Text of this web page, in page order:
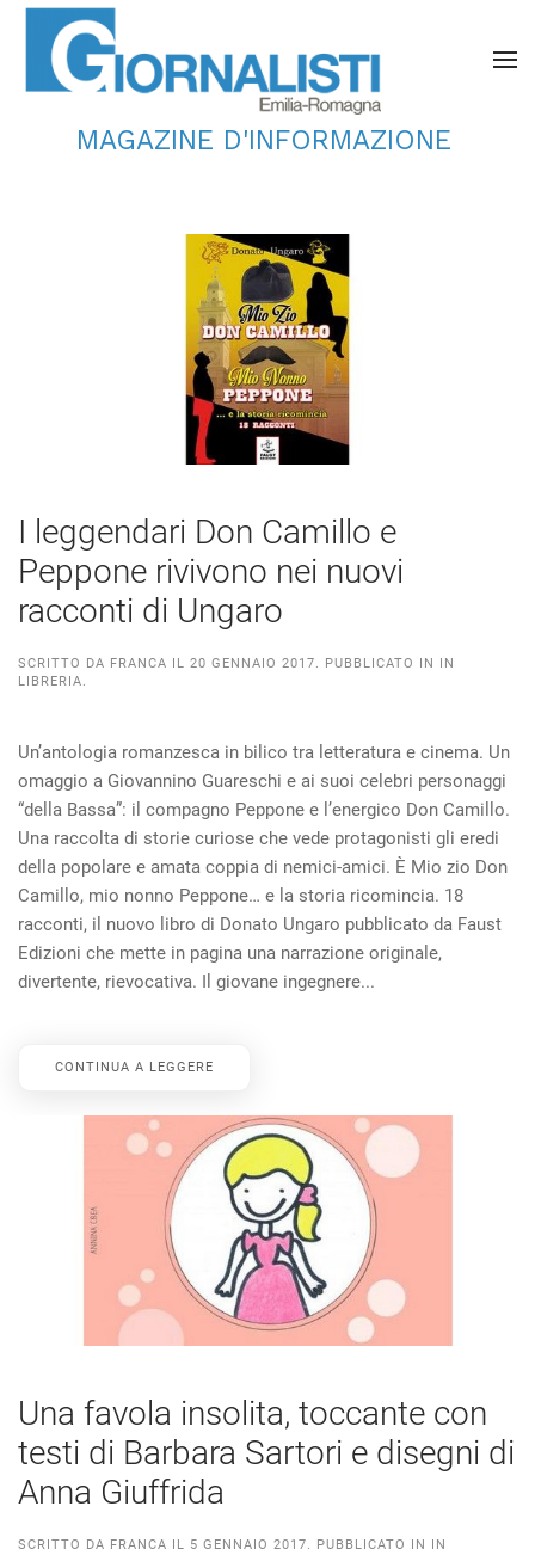
MAGAZINE D'INFORMAZIONE
I leggendari Don Camillo e
Peppone rivivono nei nuovi
racconti di Ungaro
SCRITTO DA FRANCA IL 20 GENNAIO 2017. PUBBLICATO IN
IN
LIBRERIA.
Un’antologia romanzesca in bilico tra letteratura e cinema. Un
omaggio a Giovannino Guareschi e ai suoi celebri personaggi
“della Bassa”: il compagno Peppone e l’energico Don Camillo.
Una raccolta di storie curiose che vede protagonisti gli eredi
della popolare e amata coppia di nemici-amici. È Mio zio Don
Camillo, mio nonno Peppone… e la storia ricomincia. 18
racconti, il nuovo libro di Donato Ungaro pubblicato da Faust
Edizioni che mette in pagina una narrazione originale,
divertente, rievocativa. Il giovane ingegnere...
CONTINUA A LEGGERE
Una favola insolita, toccante con
testi di Barbara Sartori e disegni di
Anna Giuffrida
SCRITTO DA FRANCA IL 5 GENNAIO 2017. PUBBLICATO IN IN